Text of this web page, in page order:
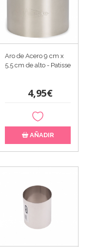
Aro de Acero 9 cm x
5,5 cm de alto - Patisse
4,95€
AÑADIR